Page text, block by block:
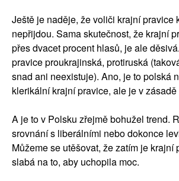
Ještě je naděje, že voliči krajní pravice
nepřijdou. Sama skutečnost, že krajní
přes dvacet procent hlasů, je ale
pravice proukrajinská, protiruská
snad ani neexistuje). Ano, je to polská
klerikální krajní pravice, ale je v
A je to v Polsku zřejmě bohužel trend.
srovnání s liberálními nebo dokonce
Můžeme se utěšovat, že zatím je krajní
slabá na to, aby uchopila moc.